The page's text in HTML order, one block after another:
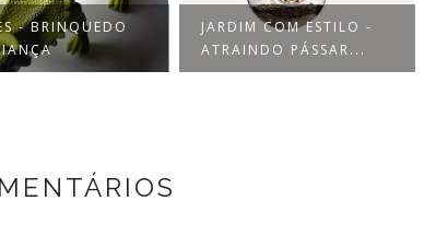
- BRINQUEDO
JARDIM COM ESTILO -
ATRAINDO PÁSSAR...